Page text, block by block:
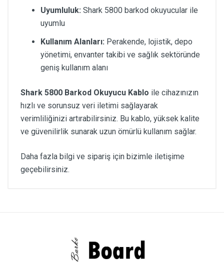
Uyumluluk: Shark 5800 barkod okuyucular ile
uyumlu
Kullanım Alanları: Perakende, lojistik, depo
yönetimi, envanter takibi ve sağlık sektöründe
geniş kullanım alanı
Shark 5800 Barkod Okuyucu Kablo ile cihazınızın
hızlı ve sorunsuz veri iletimi sağlayarak
verimliliğinizi artırabilirsiniz. Bu kablo, yüksek kalite
ve güvenilirlik sunarak uzun ömürlü kullanım sağlar.
Daha fazla bilgi ve sipariş için bizimle iletişime
geçebilirsiniz.